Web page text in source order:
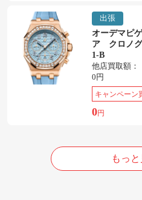
出張
オーデマピ
ア クロノ
1-B
他店買取額：
0円
キャンペーン
0円
もっ